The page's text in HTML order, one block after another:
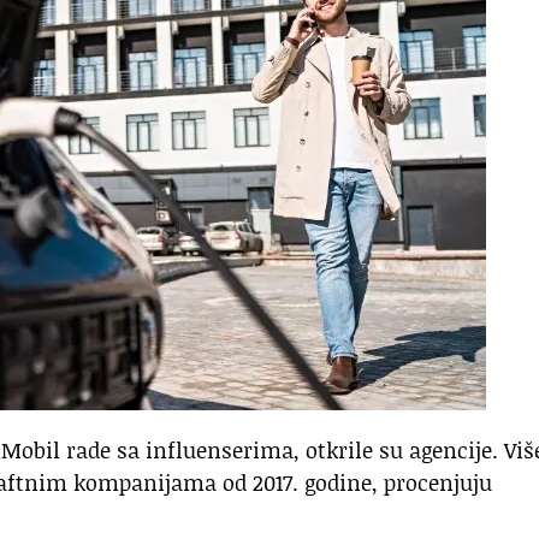
rade sa influenserima, otkrile su agencije.
kompanijama od 2017. godine, procenjuju